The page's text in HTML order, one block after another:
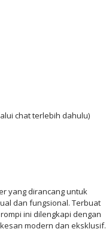
chat terlebih dahulu)
yang dirancang untuk
dan fungsional. Terbuat
ini dilengkapi dengan
modern dan eksklusif.